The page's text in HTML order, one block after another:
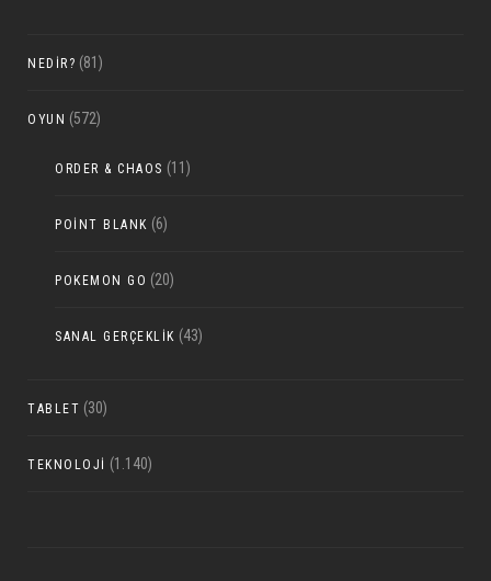
NEDIR? (81)
OYUN (572)
ORDER & CHAOS (11)
POINT BLANK (6)
POKEMON GO (20)
SANAL GERÇEKLIK (43)
TABLET (30)
TEKNOLOJI (1.140)